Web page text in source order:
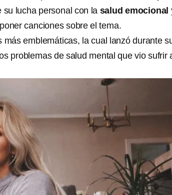
lucha personal con la salud emocional
canciones sobre el tema.
más emblemáticas, la cual lanzó durante
problemas de salud mental que vio sufrir